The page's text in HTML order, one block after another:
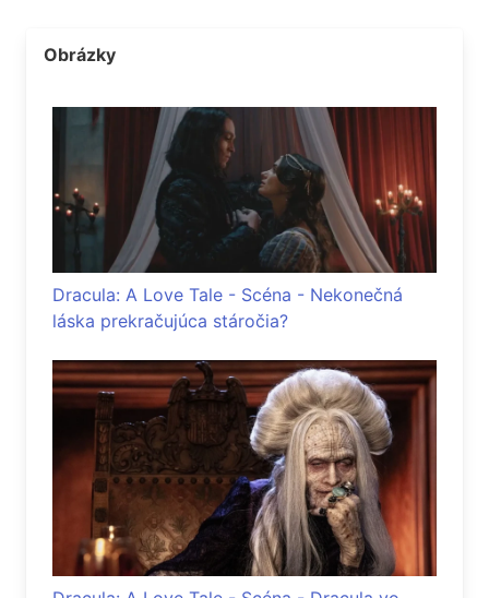
Obrázky
Dracula: A Love Tale - Scéna - Nekonečná
láska prekračujúca stáročia?